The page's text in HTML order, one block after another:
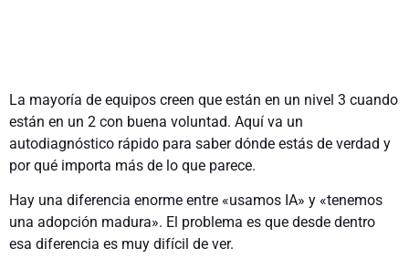
La mayoría de equipos creen que están en un nivel 3 cuando
están en un 2 con buena voluntad. Aquí va un
autodiagnóstico rápido para saber dónde estás de verdad y
por qué importa más de lo que parece.
Hay una diferencia enorme entre «usamos IA» y «tenemos
una adopción madura». El problema es que desde dentro
esa diferencia es muy difícil de ver.